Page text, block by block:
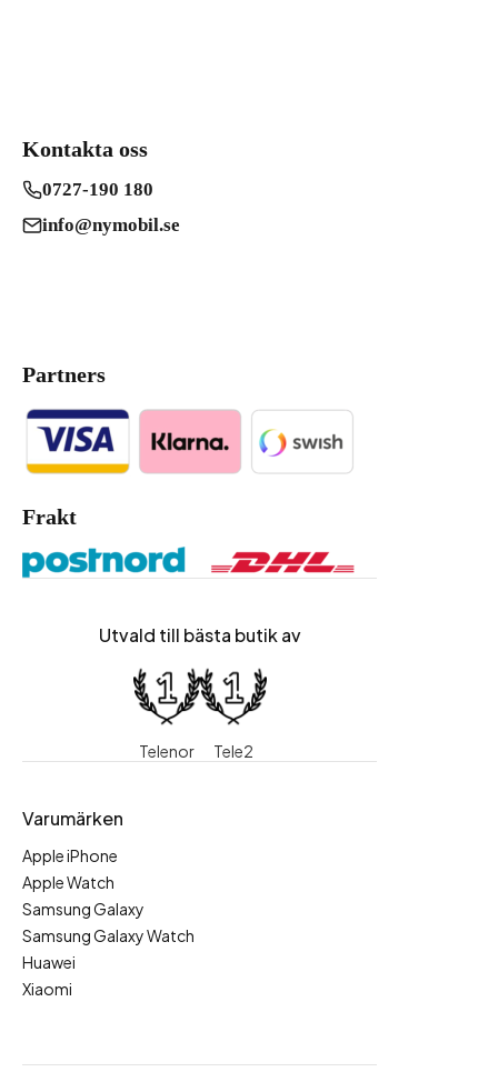
Kontakta oss
0727-190 180
info@nymobil.se
Partners
Frakt
Utvald till bästa butik av
Telenor Tele2
Varumärken
Apple iPhone
Apple Watch
Samsung Galaxy
Samsung Galaxy Watch
Huawei
Xiaomi